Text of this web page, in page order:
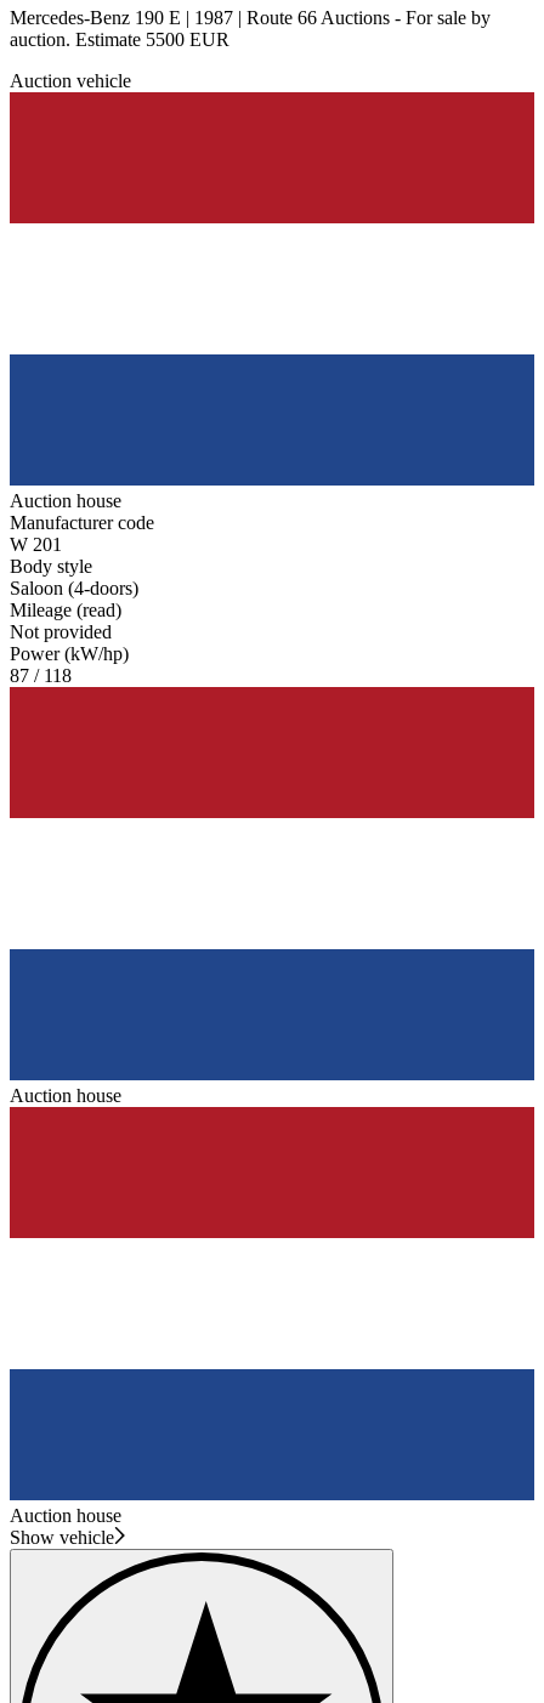
Mercedes-Benz 190 E | 1987 | Route 66 Auctions - For sale by
auction. Estimate 5500 EUR
Auction vehicle
Auction house
Manufacturer code
W 201
Body style
Saloon (4-doors)
Mileage (read)
Not provided
Power (kW/hp)
87 / 118
Auction house
Auction house
Show vehicle